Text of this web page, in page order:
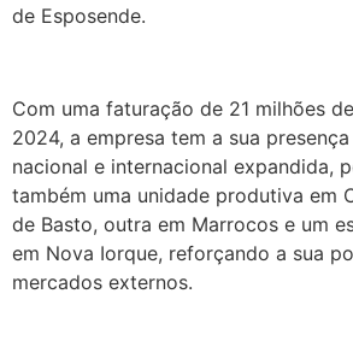
de Esposende.
Com uma faturação de 21 milhões
2024, a empresa tem a sua
nacional e internacional expandida,
também uma unidade produtiva em
de Basto, outra em Marrocos e um
em Nova Iorque, reforçando a sua
mercados externos.